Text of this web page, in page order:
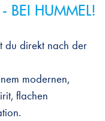
BEI HUMMEL!
du direkt nach der
modernen,
flachen